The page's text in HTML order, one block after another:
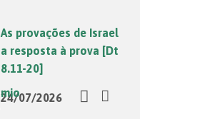
As provações de Israel
a resposta à prova [Dt
8.11-20]
24/07/2026